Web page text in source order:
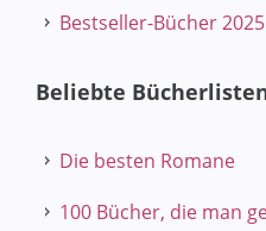
Bestseller-Bücher 2025
Beliebte
Die besten Romane
100 Bücher, die man